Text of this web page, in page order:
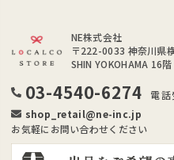
NE株式会社
〒222-0033 神奈川県
SHIN YOKOHAMA 16階
03-4540-6274
電
shop_retail@ne-inc.jp
お気軽にお問い合わせください